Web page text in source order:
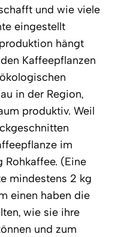
und wie viele
eingestellt
hängt
Kaffeepflanzen
in der Region,
produktiv. Weil
im
Rohkaffee. (Eine
mindestens 2 kg
einen haben die
wie sie ihre
und zum